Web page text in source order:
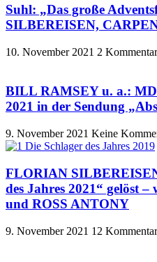
Suhl: „Das große
SILBEREISEN,
10. November 2021 2
BILL RAMSEY u. a.:
2021 in der Sendung
9. November 2021 Keine
FLORIAN
des Jahres 2021“ gelöst
und ROSS ANTONY
9. November 2021 12